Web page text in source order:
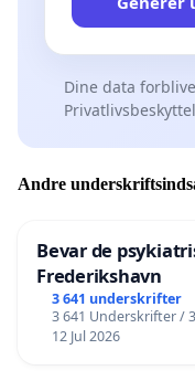
Dine data
Andre
Bevar de
Frederikshavn
3 641 underskrifter
3 641 Underskrifter /
12 Jul 2026